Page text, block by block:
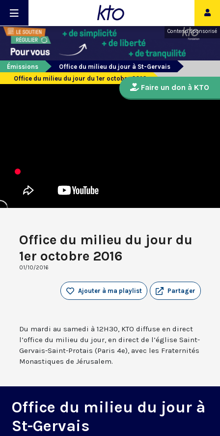
Contenu sponsorisé
Émissions
Office du milieu du jour à St-Gervais
Office du milieu du jour du 1er octobre 2016
Office du milieu du jour du
1er octobre 2016
01/10/2016
Partager
Ajouter à ma playlist
Du mardi au samedi à 12H30, KTO diffuse en direct
l’office du milieu du jour, en direct de l’église Saint-
Gervais-Saint-Protais (Paris 4e), avec les Fraternités
Monastiques de Jérusalem.
Office du milieu du jour à
St-Gervais
Faire un don à KTO